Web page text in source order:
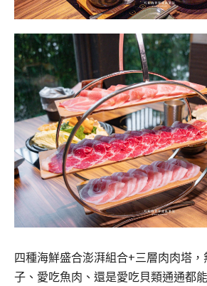
四種海鮮盛合澎湃組合+三層肉肉塔
子、愛吃魚肉、還是愛吃貝類通通都